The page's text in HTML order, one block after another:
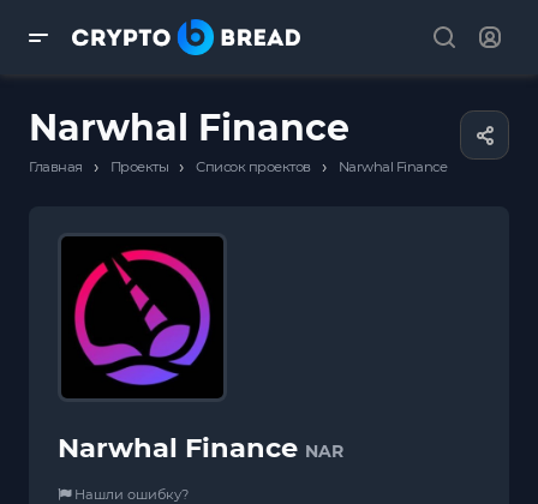
Narwhal Finance
Главная › Проекты › Список проектов › Narwhal Finance
Narwhal Finance NAR
Нашли ошибку?